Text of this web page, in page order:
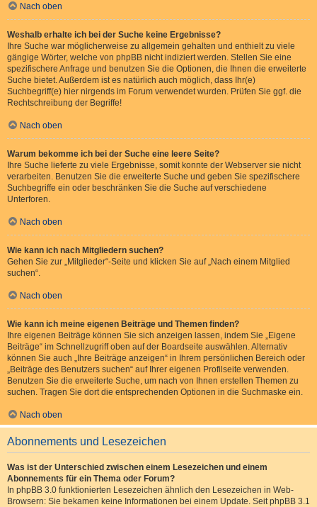
Nach oben
Weshalb erhalte ich bei der Suche keine Ergebnisse?
Ihre Suche war möglicherweise zu allgemein gehalten und enthielt zu viele
gängige Wörter, welche von phpBB nicht indiziert werden. Stellen Sie eine
spezifischere Anfrage und benutzen Sie die Optionen, die Ihnen die erweiterte
Suche bietet. Außerdem ist es natürlich auch möglich, dass Ihr(e)
Suchbegriff(e) hier nirgends im Forum verwendet wurden. Prüfen Sie ggf. die
Rechtschreibung der Begriffe!
Nach oben
Warum bekomme ich bei der Suche eine leere Seite?
Ihre Suche lieferte zu viele Ergebnisse, somit konnte der Webserver sie nicht
verarbeiten. Benutzen Sie die erweiterte Suche und geben Sie spezifischere
Suchbegriffe ein oder beschränken Sie die Suche auf verschiedene
Unterforen.
Nach oben
Wie kann ich nach Mitgliedern suchen?
Gehen Sie zur „Mitglieder“-Seite und klicken Sie auf „Nach einem Mitglied
suchen“.
Nach oben
Wie kann ich meine eigenen Beiträge und Themen finden?
Ihre eigenen Beiträge können Sie sich anzeigen lassen, indem Sie „Eigene
Beiträge“ im Schnellzugriff oben auf der Boardseite auswählen. Alternativ
können Sie auch „Ihre Beiträge anzeigen“ in Ihrem persönlichen Bereich oder
„Beiträge des Benutzers suchen“ auf Ihrer eigenen Profilseite verwenden.
Benutzen Sie die erweiterte Suche, um nach von Ihnen erstellen Themen zu
suchen. Tragen Sie dort die entsprechenden Optionen in die Suchmaske ein.
Nach oben
Abonnements und Lesezeichen
Was ist der Unterschied zwischen einem Lesezeichen und einem
Abonnements für ein Thema oder Forum?
In phpBB 3.0 funktionierten Lesezeichen ähnlich den Lesezeichen in Web-
Browsern: Sie bekamen keine Informationen bei einem Update. Seit phpBB 3.1